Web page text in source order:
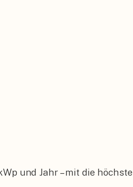
und Jahr – mit die höchste